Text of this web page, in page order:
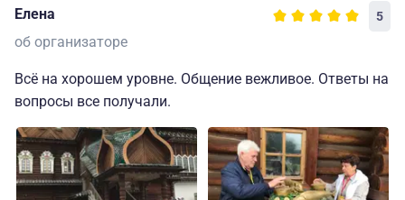
Елена 5
об организаторе
Всё на хорошем уровне. Общение вежливое. Ответы на
вопросы все получали.